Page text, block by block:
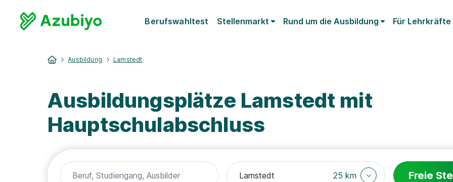
Berufswahltest Stellenmarkt Rund um die Ausbildung Für Lehrkräfte
Ausbildung Lamstedt
Ausbildungsplätze Lamstedt mit
Hauptschulabschluss
25 km Freie